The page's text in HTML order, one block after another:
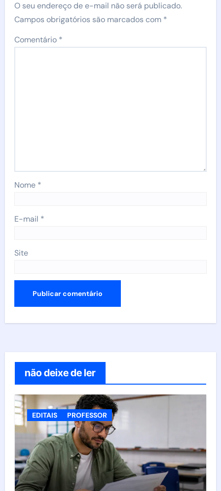
O seu endereço de e-mail não será publicado.
Campos obrigatórios são marcados com *
Comentário *
Nome *
E-mail *
Site
não deixe de ler
EDITAIS PROFESSOR